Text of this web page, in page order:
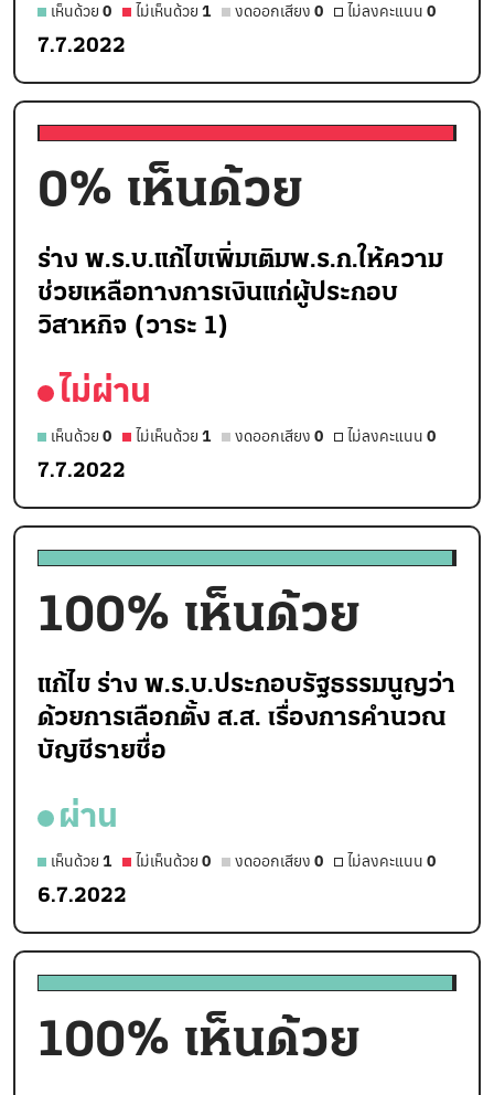
เห็นด้วย 0 ไม่เห็นด้วย 1 งดออกเสียง 0 ไม่ลงคะแนน 0
7.7.2022
0% เห็นด้วย
ร่าง พ.ร.บ.แก้ไขเพิ่มเติมพ.ร.ก.ให้ความ
ช่วยเหลือทางการเงินแก่ผู้ประกอบ
วิสาหกิจ (วาระ 1)
ไม่ผ่าน
เห็นด้วย 0 ไม่เห็นด้วย 1 งดออกเสียง 0 ไม่ลงคะแนน 0
7.7.2022
100% เห็นด้วย
แก้ไข ร่าง พ.ร.บ.ประกอบรัฐธรรมนูญว่า
ด้วยการเลือกตั้ง ส.ส. เรื่องการคำนวณ
บัญชีรายชื่อ
ผ่าน
เห็นด้วย 1 ไม่เห็นด้วย 0 งดออกเสียง 0 ไม่ลงคะแนน 0
6.7.2022
100% เห็นด้วย